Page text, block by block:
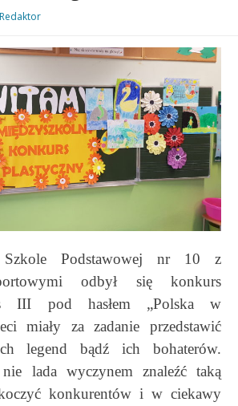
Redaktor
Podstawowej nr 10 z
odbył się konkurs
III pod hasłem „Polska w
miały za zadanie przedstawić
legend bądź ich bohaterów.
lada wyczynem znaleźć taką
konkurentów i w ciekawy